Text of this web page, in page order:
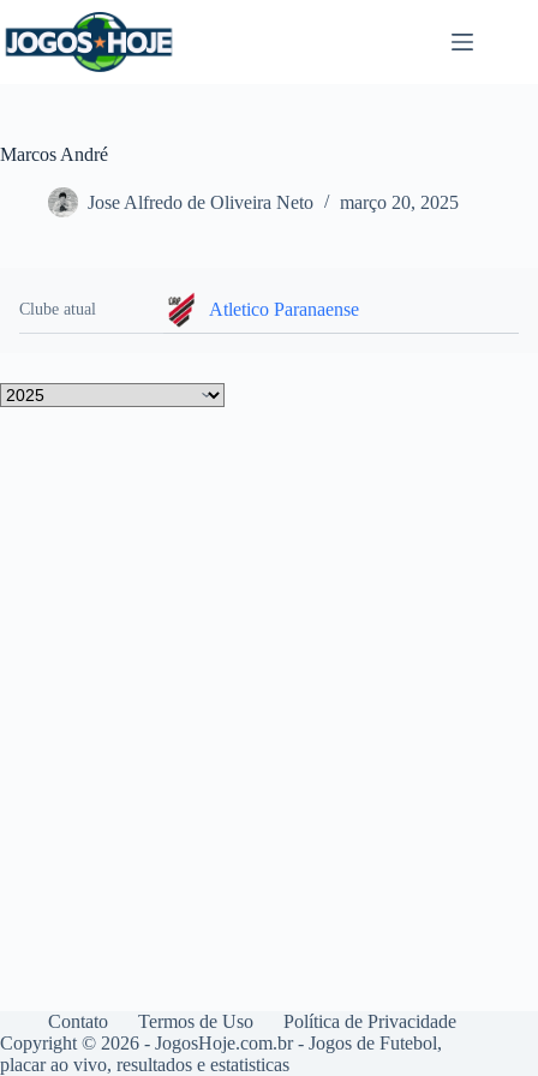
para
o
Marcos André
Jose Alfredo de Oliveira Neto março 20, 2025
Clube atual Atletico Paranaense
Contato Termos de Uso
Política de Privacidade
Copyright © 2026 - JogosHoje.com.br - Jogos de Futebol,
placar ao vivo, resultados e estatisticas